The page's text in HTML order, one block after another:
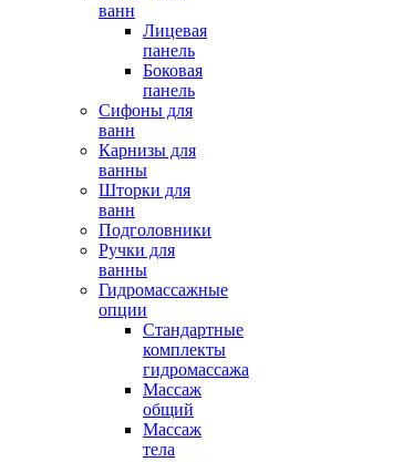
ванн
Лицевая
панель
Боковая
панель
Сифоны для
ванн
Карнизы для
ванны
Шторки для
ванн
Подголовники
Ручки для
ванны
Гидромассажные
опции
Стандартные
комплекты
гидромассажа
Массаж
общий
Массаж
тела